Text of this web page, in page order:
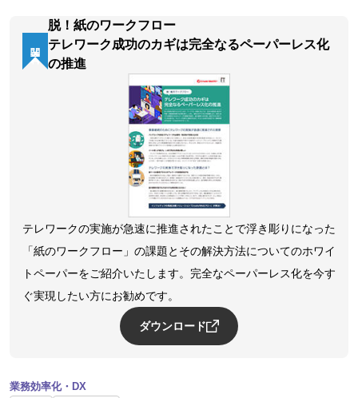
脱！紙のワークフロー
テレワーク成功のカギは完全なるペーパーレス化
の推進
テレワークの実施が急速に推進されたことで浮き彫りになった
「紙のワークフロー」の課題とその解決方法についてのホワイ
トペーパーをご紹介いたします。完全なペーパーレス化を今す
ぐ実現したい方にお勧めです。
ダウンロード
業務効率化・DX